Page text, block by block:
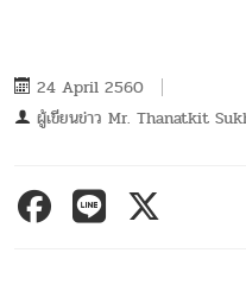
24 April 2560
ผู้เขียนข่าว Mr. Thanatkit